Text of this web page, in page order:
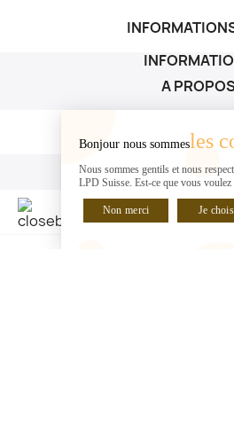
A
A PROPOS
VOTRE
VOTRE
Bonjour nous sommesles
Nous sommes gentils et nous
LPD Suisse. Est-ce que vous voulez
Non merci Je
DISCUTER EN